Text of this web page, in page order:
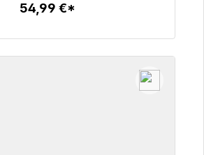
54,99 €*